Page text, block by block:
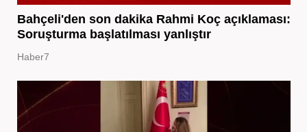
Bahçeli'den son dakika Rahmi Koç açıklaması:
Soruşturma başlatılması yanlıştır
Haber7